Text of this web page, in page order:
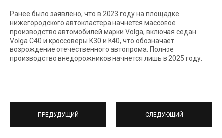
Ранее было заявлено, что в 2023 году на площадке
нижегородского автокластера начнется массовое
производство автомобилей марки Volga, включая седан
Volga С40 и кроссоверы K30 и K40, что обозначает
возрождение отечественного автопрома. Полное
производство внедорожников начнется лишь в 2025 году.
ПРЕДУДУЩИЙ СЛЕДУЮЩИЙ